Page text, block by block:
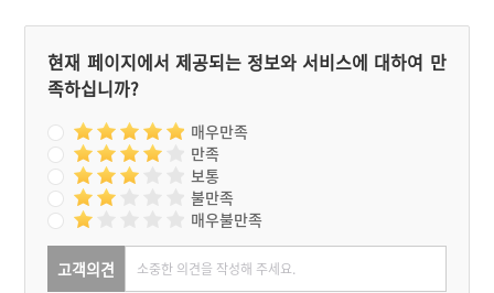
현재 페이지에서 제공되는 정보와 서비스에 대하여 만
족하십니까?
매우만족
만족
보통
불만족
매우불만족
고객의견